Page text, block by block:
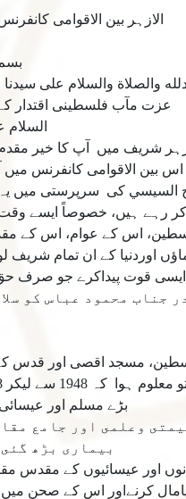
الازہر بین الاقوامی
والصلاة والسلام على
مآب فلسطينى اقتدار كے
السلام
شريف ميں آپ كا خير
بين الاقوامى كانفرنس
السيسي كى سرپرستى ميں
رہے ہيں، خصوصاً ايسے وقت
اس كے عوام، اس كے
اوردنيا كے ان تمام شريف
ايسى قوت پيداكرے جو صرف
جناب محمود عباس كو
اپريل 1948 سے فلسطين، مسجد
بڑے مسلم اور
وعلمى اور جامع
بيمارى بڑھ
اور عيسائيوں كے مقدس
كرنےاور اس كے صحن ميں